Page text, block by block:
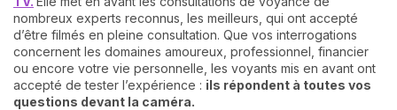
nombreux experts reconnus, les meilleurs, qui ont accepté
d’être filmés en pleine consultation. Que vos interrogations
concernent les domaines amoureux, professionnel, financier
ou encore votre vie personnelle, les voyants mis en avant ont
accepté de tester l’expérience : ils répondent à toutes vos
questions devant la caméra.